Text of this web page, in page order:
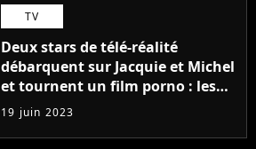
TV
Deux stars de télé-réalité
débarquent sur Jacquie et Michel
et tournent un film porno : les
premières images du tournage
(exclu)
19 juin 2023